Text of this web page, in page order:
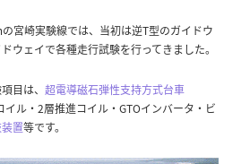
宮崎実験線では、当初は逆T型のガイドウ
ウェイで各種走行試験を行ってきました。
目は、 超電導磁石弾性支持方式台車
イル・2層推進コイル・GTOインバータ・ビ
置等です。